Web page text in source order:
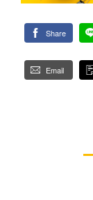
Share
Email